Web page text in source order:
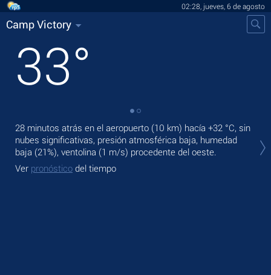
02:28, jueves, 6 de agosto
Camp Victory
33°
28 minutos atrás en el aeropuerto (10 km) hacía +32 °C, sin
nubes significativas, presión atmosférica baja, humedad
baja (21%), ventolina (1 m/s) procedente del oeste.
Ver pronóstico del tiempo